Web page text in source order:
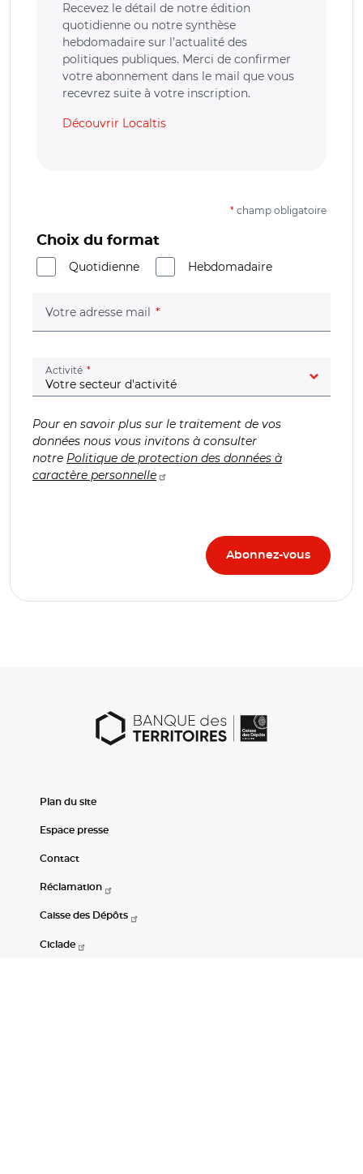
Recevez le détail de notre édition
quotidienne ou notre synthèse
hebdomadaire sur l’actualité des
politiques publiques. Merci de confirmer
votre abonnement dans le mail que vous
recevrez suite à votre inscription.
Découvrir Localtis
* champ obligatoire
Choix du format
Quotidienne
Hebdomadaire
Votre adresse mail (champ obligatoire)
Activité (champ obligatoire)
Pour en savoir plus sur le traitement de vos
données nous vous invitons à consulter
notre Politique de protection des données à
caractère personnelle
Plan du site
Espace presse
Contact
Réclamation
Caisse des Dépôts
Ciclade